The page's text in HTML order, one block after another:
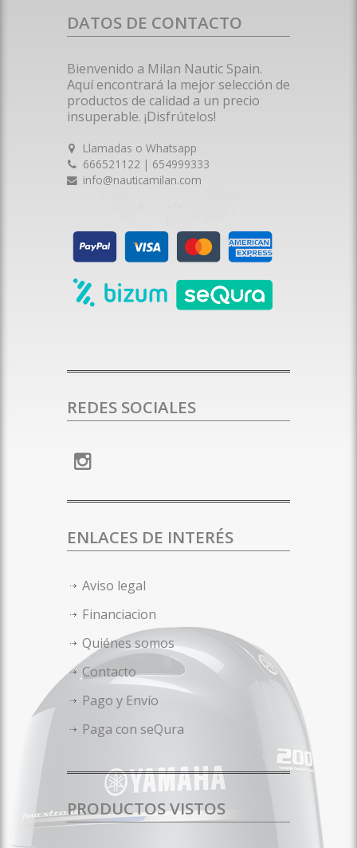
DATOS DE CONTACTO
Bienvenido a Milan Nautic Spain.
Aquí encontrará la mejor selección de
productos de calidad a un precio
insuperable. ¡Disfrútelos!
Llamadas o Whatsapp
666521122 | 654999333
info@nauticamilan.com
REDES SOCIALES
ENLACES DE INTERÉS
Aviso legal
Financiacion
Quiénes somos
Contacto
Pago y Envío
Paga con seQura
PRODUCTOS VISTOS